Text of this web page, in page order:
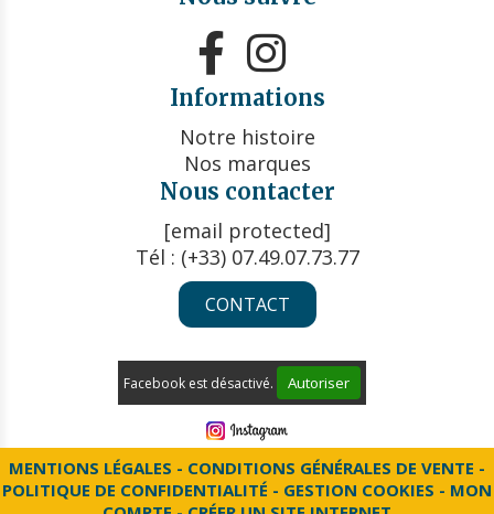
 
Informations
Notre histoire
Nos marques
Nous contacter
[email protected]
Tél : (+33) 07.49.07.73.77
CONTACT
Facebook est désactivé. Autoriser
MENTIONS LÉGALES
CONDITIONS GÉNÉRALES DE VENTE
POLITIQUE DE CONFIDENTIALITÉ
GESTION COOKIES
MON